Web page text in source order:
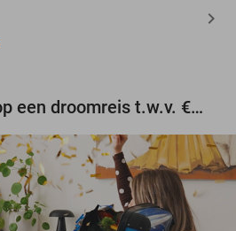
Maak gratis kans op een droomreis t.w.v. €3.000!